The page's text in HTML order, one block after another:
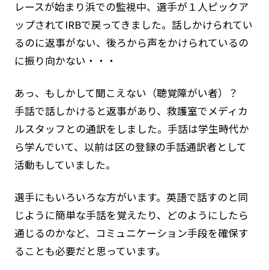
レースが始まり浜での監視中、選手が１人ピックア
ップされてIRBで戻ってきました。話しかけられてい
るのに返事がない、後ろから声をかけられているの
に振り向かない・・・
あっ、もしかして聞こえない（聴覚障がい者）？
手話で話しかけると返事があり、救護室でメディカ
ルスタッフとの通訳をしました。手話は学生時代か
ら学んでいて、以前は区の登録の手話通訳者として
活動もしていました。
選手にもいろいろな方がいます。英語で話すのと同
じように簡単な手話を覚えたり、どのようにしたら
通じるのかなど、コミュニケーション手段を確保す
ることも必要だと思っています。